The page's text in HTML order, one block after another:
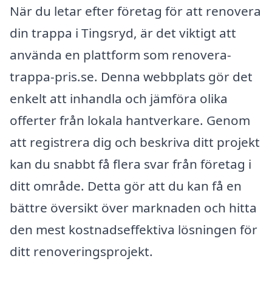
När du letar efter företag för att renovera
din trappa i Tingsryd, är det viktigt att
använda en plattform som renovera-
trappa-pris.se. Denna webbplats gör det
enkelt att inhandla och jämföra olika
offerter från lokala hantverkare. Genom
att registrera dig och beskriva ditt projekt
kan du snabbt få flera svar från företag i
ditt område. Detta gör att du kan få en
bättre översikt över marknaden och hitta
den mest kostnadseffektiva lösningen för
ditt renoveringsprojekt.